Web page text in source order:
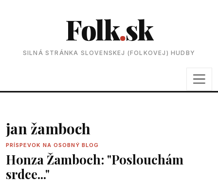
Folk.sk
SILNÁ STRÁNKA SLOVENSKEJ (FOLKOVEJ) HUDBY
jan žamboch
PRÍSPEVOK NA OSOBNÝ BLOG
Honza Žamboch: "Poslouchám
srdce..."